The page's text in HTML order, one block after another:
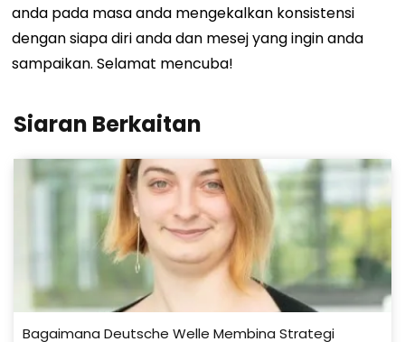
anda pada masa anda mengekalkan konsistensi
dengan siapa diri anda dan mesej yang ingin anda
sampaikan. Selamat mencuba!
Siaran Berkaitan
Bagaimana Deutsche Welle Membina Strategi